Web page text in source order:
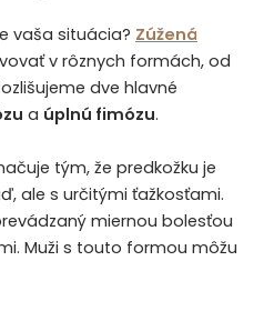
vaša situácia? Zúžená
v rôznych formách, od
dve hlavné
a úplnú fimózu.
tým, že predkožku je
ale s určitými ťažkosťami.
miernou bolesťou
Muži s touto formou môžu